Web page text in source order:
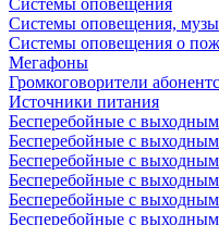
Системы оповещения
Системы оповещения,
Системы оповещения о
Мегафоны
Громкоговорители
Источники питания
Бесперебойные с
Бесперебойные с
Бесперебойные с
Бесперебойные с
Бесперебойные с
Бесперебойные с